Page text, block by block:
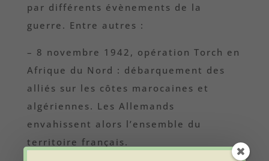
par différents évènements de la
guerre. Entre autres :
– 8 novembre 1942, opération Torch en
Afrique du Nord : d ébarquement des
alliés sur les côtes marocaines et
algériennes. L es Allemands
envahissent alors l’ensemble du
territoire français.